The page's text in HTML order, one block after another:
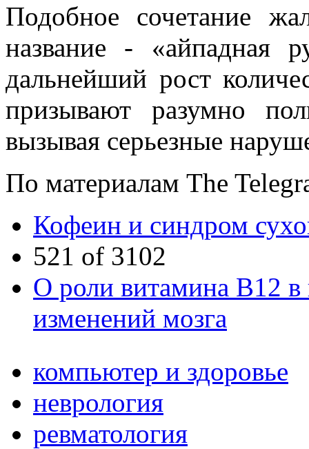
Подобное сочетание
название - «айпадная
дальнейший рост
призывают разумно
вызывая серьезные
По материалам The
Кофеин и синдром
521 of 3102
О роли витамина B12 в
изменений мозга
компьютер и здоровье
неврология
ревматология